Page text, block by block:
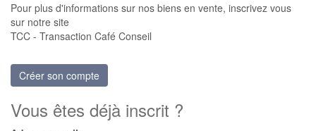
Pour plus d'informations sur nos biens en vente, inscrivez vous
sur notre site
TCC - Transaction Café Conseil
Créer son compte
Vous êtes déjà inscrit ?